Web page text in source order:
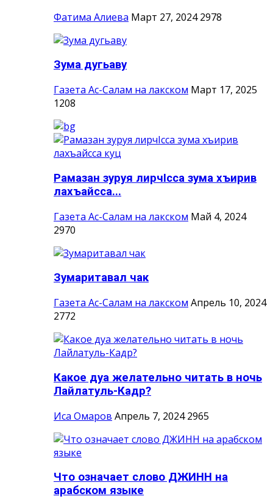
Фатима Алиева Март 27, 2024 2978
Зума дугьаву
Газета Ас-Салам на лакском Март 17, 2025
1208
Рамазан зуруя лирчIсса зума хъирив
лахъайсса...
Газета Ас-Салам на лакском Май 4, 2024
2970
Зумаритавал чак
Газета Ас-Салам на лакском Апрель 10, 2024
2772
Какое дуа желательно читать в ночь
Лайлатуль-Кадр?
Иса Омаров Апрель 7, 2024 2965
Что означает слово ДЖИНН на
арабском языке